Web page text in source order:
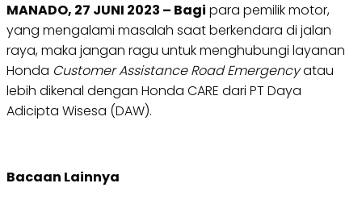
MANADO, 27 JUNI 2023 – Bagi para pemilik motor,
yang mengalami masalah saat berkendara di jalan
raya, maka jangan ragu untuk menghubungi layanan
Honda Customer Assistance Road Emergencyatau
lebih dikenal dengan Honda CARE dari PT Daya
Adicipta Wisesa (DAW).
Bacaan Lainnya